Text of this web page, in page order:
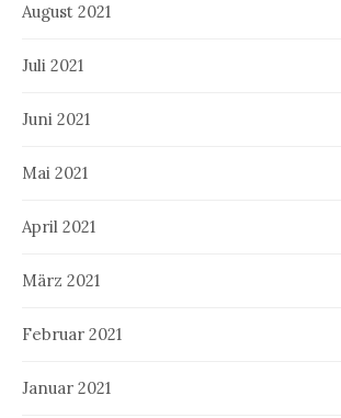
August 2021
Juli 2021
Juni 2021
Mai 2021
April 2021
März 2021
Februar 2021
Januar 2021